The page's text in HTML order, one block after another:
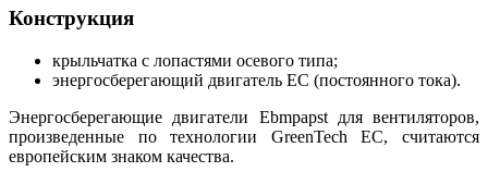
Конструкция
крыльчатка с лопастями осевого типа;
энергосберегающий двигатель EC (постоянного тока).
Энергосберегающие двигатели Ebmpapst для вентиляторов,
произведенные по технологии GreenTech EC, считаются
европейским знаком качества.